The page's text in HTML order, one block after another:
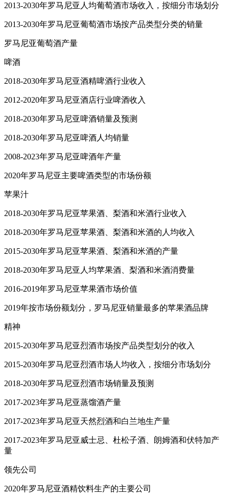
2013-2030年罗马尼亚人均葡萄酒市场收入，按细分市场划分
2013-2030年罗马尼亚葡萄酒市场按产品类型分类的销量
罗马尼亚葡萄酒产量
啤酒
2018-2030年罗马尼亚酒精啤酒行业收入
2012-2020年罗马尼亚酒店行业啤酒收入
2018-2030年罗马尼亚啤酒销量及预测
2018-2030年罗马尼亚啤酒人均销量
2008-2023年罗马尼亚啤酒年产量
2020年罗马尼亚主要啤酒类型的市场份额
苹果汁
2018-2030年罗马尼亚苹果酒、梨酒和米酒行业收入
2018-2030年罗马尼亚苹果酒、梨酒和米酒的人均收入
2015-2030年罗马尼亚苹果酒、梨酒和米酒的产量
2018-2030年罗马尼亚人均苹果酒、梨酒和米酒消费量
2016-2019年罗马尼亚苹果酒市场价值
2019年按市场份额划分，罗马尼亚销量最多的苹果酒品牌
精神
2015-2030年罗马尼亚烈酒市场按产品类型划分的收入
2015-2030年罗马尼亚烈酒市场人均收入，按细分市场划分
2018-2030年罗马尼亚烈酒市场销量及预测
2017-2023年罗马尼亚蒸馏酒产量
2017-2023年罗马尼亚天然烈酒和白兰地生产量
2017-2023年罗马尼亚威士忌、杜松子酒、朗姆酒和伏特加产
量
领先公司
2020年罗马尼亚酒精饮料生产的主要公司